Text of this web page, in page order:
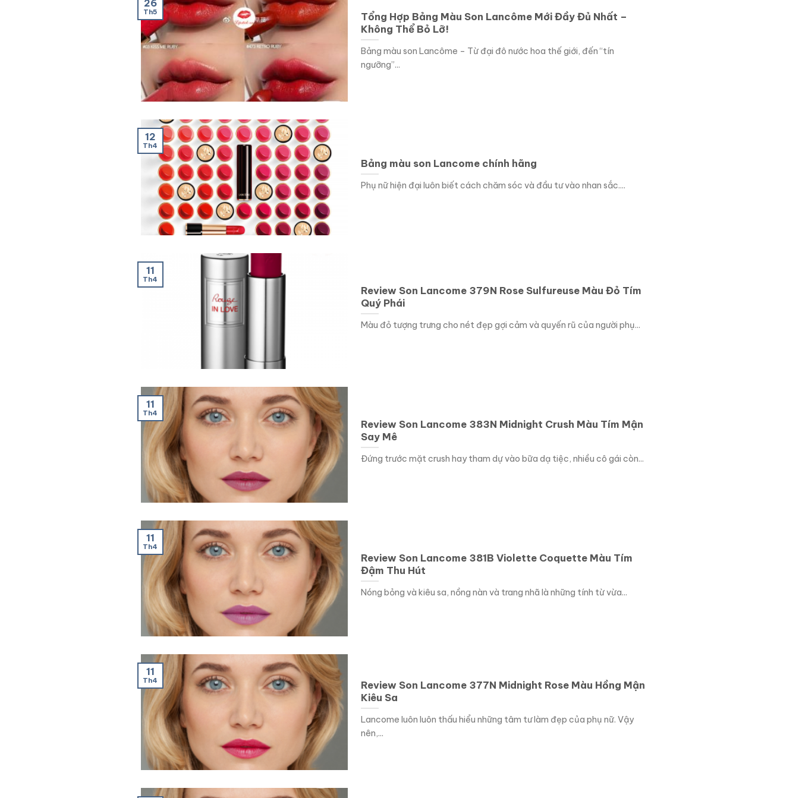
Tổng Hợp Bảng Màu Son Lancôme Mới Đầy Đủ Nhất –
Không Thể Bỏ Lỡ!
Bảng màu son Lancôme – Từ đại đô nước hoa thế giới, đến “tín
ngưỡng”...
26
Th5
Bảng màu son Lancome chính hãng
Phụ nữ hiện đại luôn biết cách chăm sóc và đầu tư vào nhan sắc....
12
Th4
Review Son Lancome 379N Rose Sulfureuse Màu Đỏ Tím
Quý Phái
Màu đỏ tượng trưng cho nét đẹp gợi cảm và quyến rũ của người phụ...
11
Th4
Review Son Lancome 383N Midnight Crush Màu Tím Mận
Say Mê
Đứng trước mặt crush hay tham dự vào bữa dạ tiệc, nhiều cô gái còn...
11
Th4
Review Son Lancome 381B Violette Coquette Màu Tím
Đậm Thu Hút
Nóng bỏng và kiêu sa, nồng nàn và trang nhã là những tính từ vừa...
11
Th4
Review Son Lancome 377N Midnight Rose Màu Hồng Mận
Kiêu Sa
Lancome luôn luôn thấu hiểu những tâm tư làm đẹp của phụ nữ. Vậy
nên,...
11
Th4